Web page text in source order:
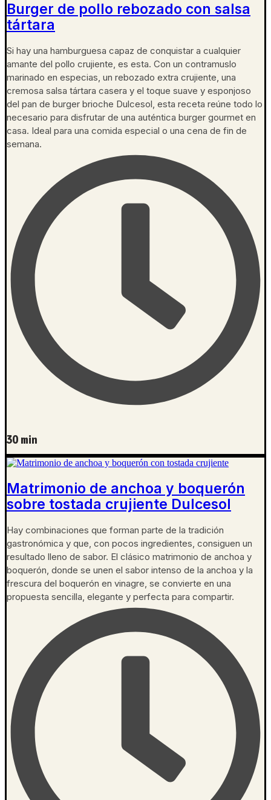
Burger de pollo rebozado con salsa
tártara
Si hay una hamburguesa capaz de conquistar a cualquier
amante del pollo crujiente, es esta. Con un contramuslo
marinado en especias, un rebozado extra crujiente, una
cremosa salsa tártara casera y el toque suave y esponjoso
del pan de burger brioche Dulcesol, esta receta reúne todo lo
necesario para disfrutar de una auténtica burger gourmet en
casa. Ideal para una comida especial o una cena de fin de
semana.
30 min
Matrimonio de anchoa y boquerón
sobre tostada crujiente Dulcesol
Hay combinaciones que forman parte de la tradición
gastronómica y que, con pocos ingredientes, consiguen un
resultado lleno de sabor. El clásico matrimonio de anchoa y
boquerón, donde se unen el sabor intenso de la anchoa y la
frescura del boquerón en vinagre, se convierte en una
propuesta sencilla, elegante y perfecta para compartir.